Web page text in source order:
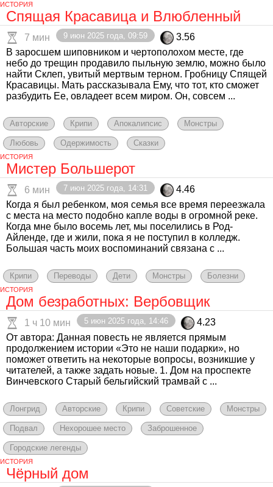
ИСТОРИЯ
Спящая Красавица и Влюбленный
7 мин 9 июн 2025 года, 09:59
3.56
В заросшем шиповником и чертополохом месте, где
небо до трещин продавило пыльную землю, можно было
найти Склеп, увитый мертвым терном. Гробницу Спящей
Красавицы. Мать рассказывала Ему, что тот, кто сможет
разбудить Ее, овладеет всем миром. Он, совсем ...
Авторские Крипи Апокалипсис Монстры
Любовь Одержимость Сказки
ИСТОРИЯ
Мистер Большерот
6 мин 7 июн 2025 года, 14:31
4.46
Когда я был ребенком, моя семья все время переезжала
с места на место подобно капле воды в огромной реке.
Когда мне было восемь лет, мы поселились в Род-
Айленде, где и жили, пока я не поступил в колледж.
Большая часть моих воспоминаний связана с ...
Крипи Переводы Дети Монстры Болезни
ИСТОРИЯ
Дом безработных: Вербовщик
1 ч 10 мин 5 июн 2025 года, 14:46
4.23
От автора: Данная повесть не является прямым
продолжением истории «Это не наши подарки», но
поможет ответить на некоторые вопросы, возникшие у
читателей, а также задать новые. 1. Дом на проспекте
Винчевского Старый бельгийский трамвай с ...
Лонгрид Авторские Крипи Советские Монстры
Подвал Нехорошее место Заброшенное
Городские легенды
ИСТОРИЯ
Чёрный дом